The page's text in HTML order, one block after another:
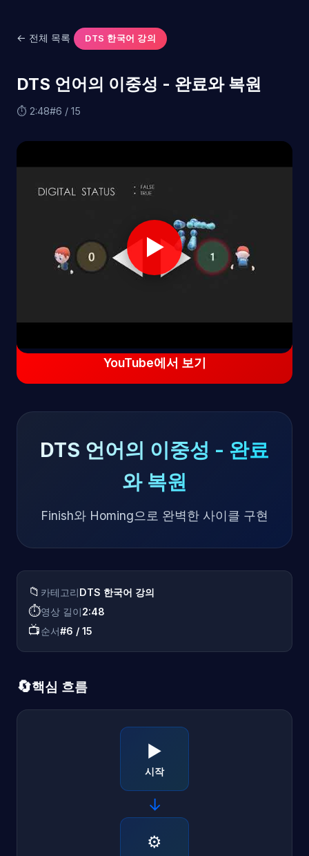
← 전체 목록 DTS 한국어 강의
DTS 언어의 이중성 - 완료와 복원
⏱ 2:48#6 / 15
▶
YouTube에서 보기
DTS 언어의 이중성 - 완료
와 복원
Finish와 Homing으로 완벽한 사이클 구현
📁 카테고리DTS 한국어 강의
⏱️영상 길이2:48
📺순서#6 / 15
🔄핵심 흐름
▶️
시작
→
⚙️